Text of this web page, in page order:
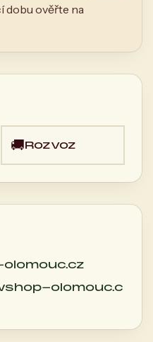
dobu ověřte na
🚚Rozvoz
olomouc.c